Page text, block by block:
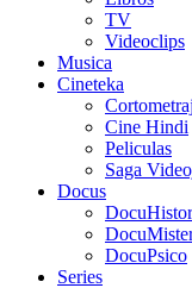
TV
Videoclips
Musica
Cineteka
Cine Hindi
Peliculas
Saga
Docus
DocuPsico
Series